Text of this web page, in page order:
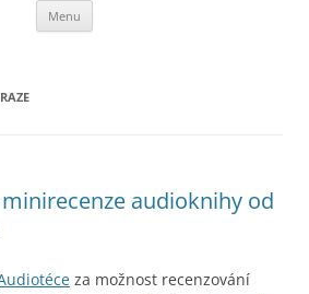
Menu
minirecenze audioknihy od
za možnost recenzování